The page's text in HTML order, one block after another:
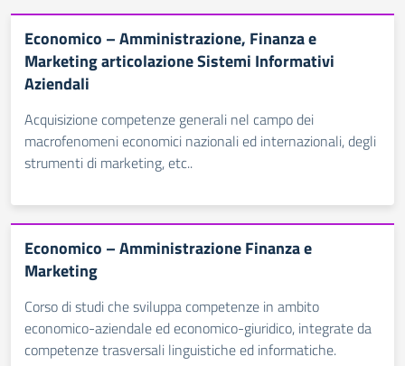
Economico – Amministrazione, Finanza e
Marketing articolazione Sistemi Informativi
Aziendali
Acquisizione competenze generali nel campo dei
macrofenomeni economici nazionali ed internazionali, degli
strumenti di marketing, etc..
Economico – Amministrazione Finanza e
Marketing
Corso di studi che sviluppa competenze in ambito
economico-aziendale ed economico-giuridico, integrate da
competenze trasversali linguistiche ed informatiche.